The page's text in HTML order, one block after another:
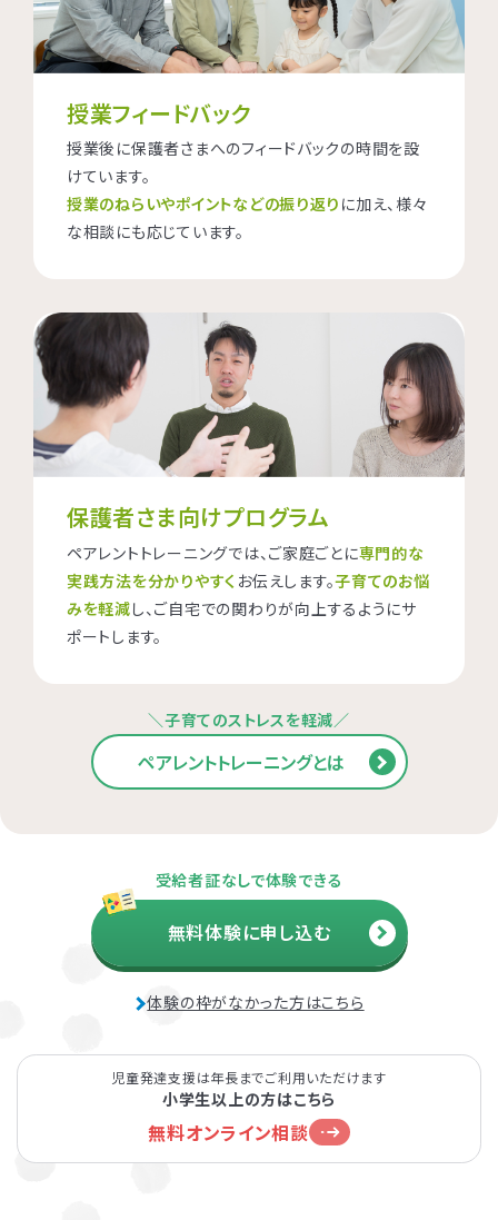
授業フィードバック
授業後に保護者さまへのフィードバックの時間を設
けています。
授業のねらいやポイントなどの振り返り に加え、様々
な相談にも応じています。
保護者さま向けプログラム
ペアレントトレーニングでは、ご家庭ごとに専門的な
実践方法を分かりやすく お伝えします。子育てのお悩
みを軽減し、ご自宅での関わりが向上するようにサ
ポートします。
＼子育てのストレスを軽減／
ペアレントトレーニングとは
受給者証なしで体験できる
無料体験に申し込む
体験の枠がなかった方はこちら
児童発達支援は年長までご利用いただけます
小学生以上の方はこちら
無料オンライン相談